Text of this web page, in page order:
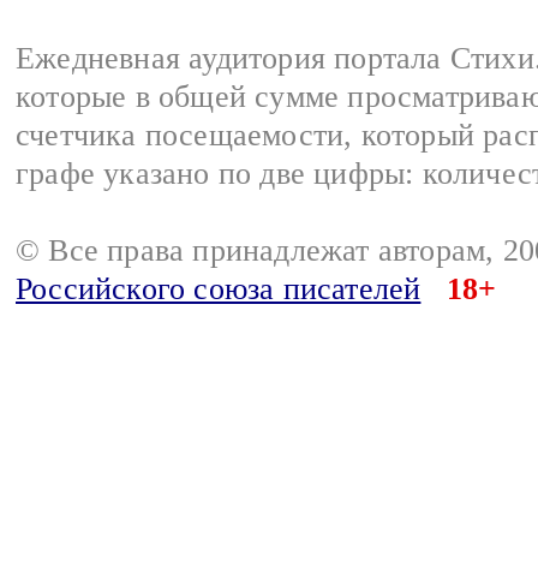
Ежедневная аудитория портала
которые в общей сумме
счетчика посещаемости, который
графе указано по две цифры:
© Все права принадлежат авторам,
Российского союза писателей
18+